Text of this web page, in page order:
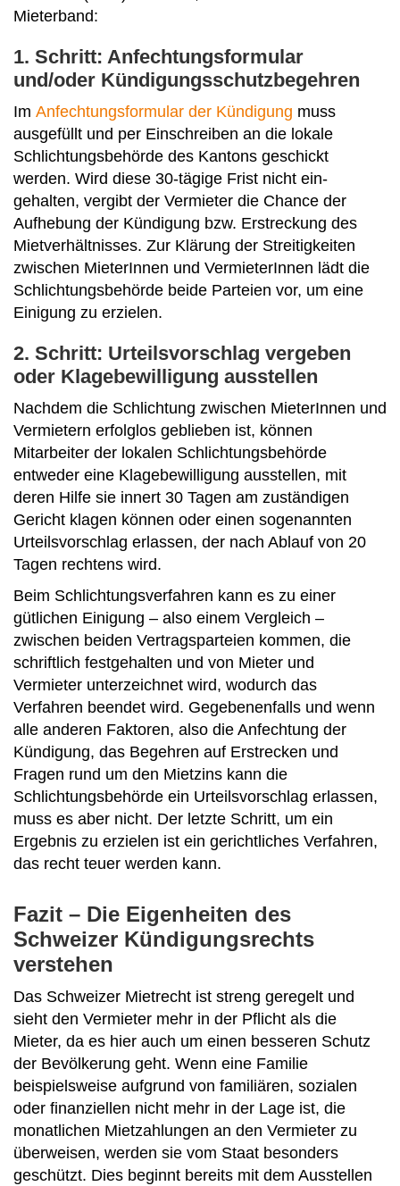
Mieterband:
1. Schritt: Anfechtungsformular
und/oder Kündigungsschutzbegehren
Im Anfechtungsformular der Kündigung muss
ausgefüllt und per Einschreiben an die lokale
Schlich­tungsbehörde des Kantons geschickt
werden. Wird diese 30-tägige Frist nicht ein­
gehalten, vergibt der Vermieter die Chance der
Aufhebung der Kündigung bzw. Erstreckung des
Mietverhältnisses. Zur Klärung der Streitigkeiten
zwischen MieterInnen und Vermieter­Innen lädt die
Schlichtungsbehörde beide Parteien vor, um eine
Einigung zu erzielen.
2. Schritt: Urteilsvorschlag vergeben
oder Klagebewilligung ausstellen
Nachdem die Schlichtung zwischen MieterInnen und
Vermietern erfolglos geblieben ist, können
Mitarbeiter der lokalen Schlichtungs­behörde
entweder eine Klagebewilligung ausstellen, mit
deren Hilfe sie innert 30 Tagen am zuständigen
Gericht klagen können oder einen sogenannten
Urteilsvorschlag erlassen, der nach Ablauf von 20
Tagen rechtens wird.
Beim Schlichtungsverfahren kann es zu einer
gütlichen Einigung – also einem Vergleich –
zwischen beiden Vertragsparteien kommen, die
schriftlich festgehalten und von Mieter und
Vermieter unterzeichnet wird, wodurch das
Verfahren beendet wird. Gegebenenfalls und wenn
alle anderen Faktoren, also die Anfechtung der
Kündigung, das Begehren auf Erstrecken und
Fragen rund um den Mietzins kann die
Schlichtungsbehörde ein Urteilsvorschlag erlassen,
muss es aber nicht. Der letzte Schritt, um ein
Ergebnis zu erzielen ist ein gerichtliches Verfahren,
das recht teuer werden kann.
Fazit – Die Eigenheiten des
Schweizer Kündigungsrechts
verstehen
Das Schweizer Mietrecht ist streng geregelt und
sieht den Vermieter mehr in der Pflicht als die
Mieter, da es hier auch um einen besseren Schutz
der Bevölkerung geht. Wenn eine Familie
beispielsweise aufgrund von familiären, sozialen
oder finanziellen nicht mehr in der Lage ist, die
monatlichen Mietzahlungen an den Vermieter zu
überweisen, werden sie vom Staat besonders
geschützt. Dies beginnt bereits mit dem Ausstellen